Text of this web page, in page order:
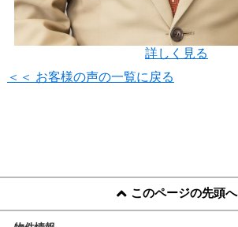
詳しく見る
＜＜ お客様の声の一覧に戻る
このページの先頭へ